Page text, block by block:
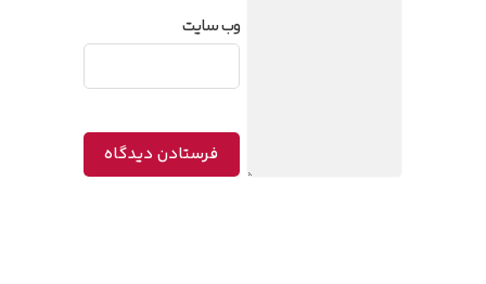
وب‌ سایت